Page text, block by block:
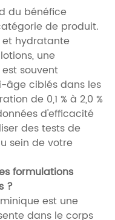
du bénéfice
de produit.
hydratante
une
est souvent
âge ciblés dans les
de 0,1 % à 2,0 %
d'efficacité
des tests de
sein de votre
formulations
?
est une
dans le corps